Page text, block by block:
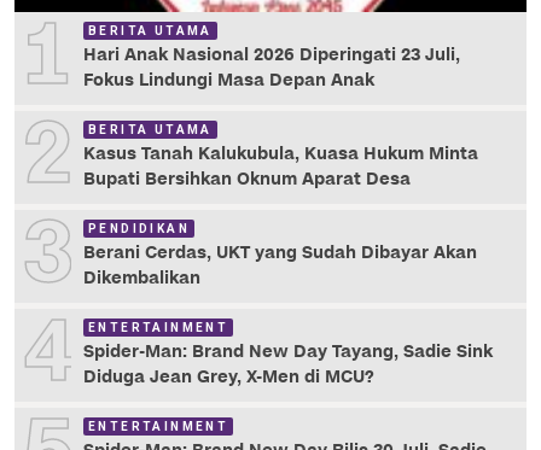
1 BERITA UTAMA
Hari Anak Nasional 2026 Diperingati 23 Juli,
Fokus Lindungi Masa Depan Anak
2 BERITA UTAMA
Kasus Tanah Kalukubula, Kuasa Hukum Minta
Bupati Bersihkan Oknum Aparat Desa
3 PENDIDIKAN
Berani Cerdas, UKT yang Sudah Dibayar Akan
Dikembalikan
4 ENTERTAINMENT
Spider-Man: Brand New Day Tayang, Sadie Sink
Diduga Jean Grey, X-Men di MCU?
ENTERTAINMENT